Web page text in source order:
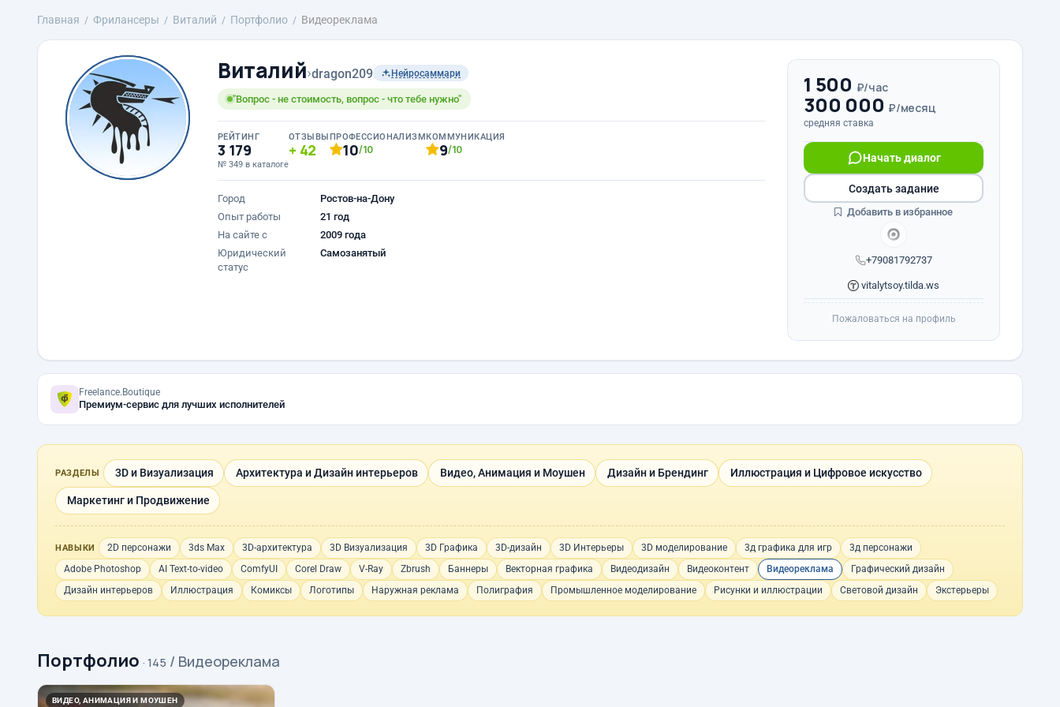
Главная Фрилансеры Виталий Портфолио Видеореклама
Виталий›dragon209 Нейросаммари
"Вопрос - не стоимость, вопрос - что тебе нужно"
РЕЙТИНГ
3 179
№ 349 в каталоге
ОТЗЫВЫ
42
ПРОФЕССИОНАЛИЗМ
10/10
КОММУНИКАЦИЯ
9/10
Город
Ростов-на-Дону
Опыт работы
21 год
На сайте с
2009 года
Юридический
статус
Самозанятый
1 500 ₽/час
300 000 ₽/месяц
средняя ставка
+79081792737
Начать диалог
vitalytsoy.tilda.ws
Создать задание
Добавить в избранное
Пожаловаться на профиль
Freelance.Boutique
Премиум-сервис для лучших исполнителей
РАЗДЕЛЫ 3D и Визуализация Архитектура и Дизайн интерьеров Видео, Анимация и Моушен Дизайн и Брендинг Иллюстрация и Цифровое искусство
Маркетинг и Продвижение
НАВЫКИ 2D персонажи 3ds Max 3D-архитектура 3D Визуализация 3D Графика 3D-дизайн 3D Интерьеры 3D моделирование 3д графика для игр
3д персонажи
Adobe Photoshop
AI Text-to-video ComfyUI Corel Draw V-Ray Zbrush Баннеры Векторная графика Видеодизайн Видеоконтент Видеореклама
Графический дизайн
Дизайн интерьеров
Иллюстрация Комиксы Логотипы Наружная реклама Полиграфия Промышленное моделирование Рисунки и иллюстрации Световой дизайн Экстерьеры
Портфолио · 145 / Видеореклама
ВИДЕО, АНИМАЦИЯ И МОУШЕН